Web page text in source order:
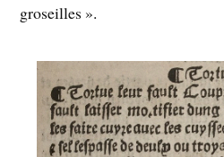
groseilles ».